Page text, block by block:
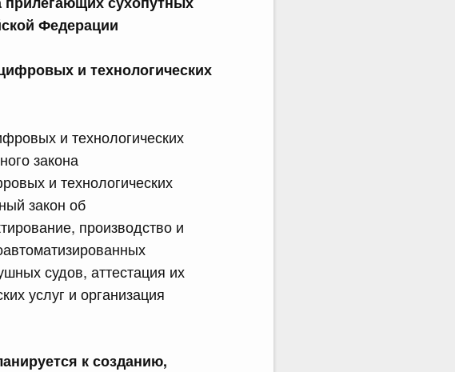
Федерации
и технологических
и технологических
закона
и технологических
закон об
производство и
судов, аттестация их
услуг и организация
к созданию,